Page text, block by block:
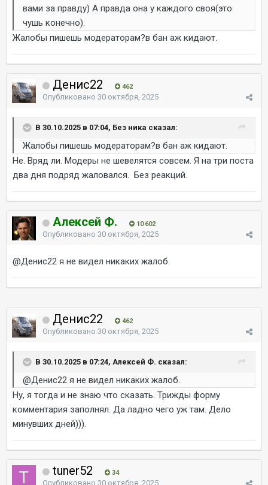
вами за правду) А правда она у каждого своя(это
чушь конечно).
Жалобы пишешь модераторам?в бан аж кидают.
Денис22 462
Опубликовано 30 октября, 2025
В 30.10.2025 в 07:04, Без ника сказал:
Жалобы пишешь модераторам?в бан аж кидают.
Не. Вряд ли. Модеры не шевелятся совсем. Я на три поста
два дня подряд жаловался. Без реакций.
Алексей Ф. 10 602
Опубликовано 30 октября, 2025
@Денис22 я не видел никаких жалоб.
Денис22 462
Опубликовано 30 октября, 2025
В 30.10.2025 в 07:24, Алексей Ф. сказал:
@Денис22 я не видел никаких жалоб.
Ну, я тогда и не знаю что сказать. Трижды форму
комментария заполнял. Да ладно чего уж там. Дело
минувших дней))).
tuner52 34
Опубликовано 30 октября, 2025